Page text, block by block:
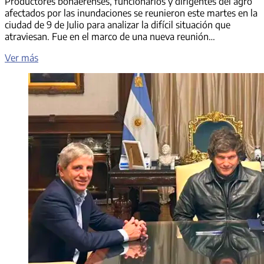
afectados por las inundaciones se reunieron este martes en la
ciudad de 9 de Julio para analizar la difícil situación que
atraviesan. Fue en el marco de una nueva reunión…
Ver másInundaciones difícil